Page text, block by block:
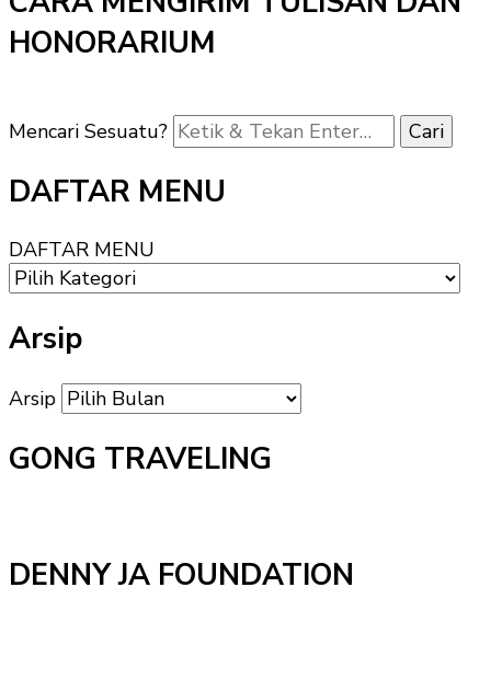
HONORARIUM
Mencari Sesuatu?
DAFTAR MENU
DAFTAR MENU
Arsip
Arsip
GONG TRAVELING
DENNY JA FOUNDATION